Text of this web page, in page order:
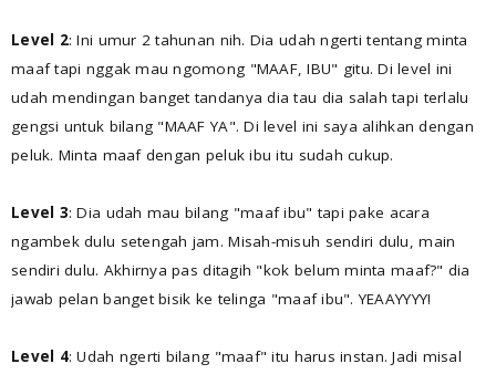
Level 2: Ini umur 2 tahunan nih. Dia udah ngerti tentang minta
maaf tapi nggak mau ngomong "MAAF, IBU" gitu. Di level ini
udah mendingan banget tandanya dia tau dia salah tapi terlalu
gengsi untuk bilang "MAAF YA". Di level ini saya alihkan dengan
peluk. Minta maaf dengan peluk ibu itu sudah cukup.
Level 3: Dia udah mau bilang "maaf ibu" tapi pake acara
ngambek dulu setengah jam. Misah-misuh sendiri dulu, main
sendiri dulu. Akhirnya pas ditagih "kok belum minta maaf?" dia
jawab pelan banget bisik ke telinga "maaf ibu". YEAAYYYY!
Level 4: Udah ngerti bilang "maaf" itu harus instan. Jadi misal